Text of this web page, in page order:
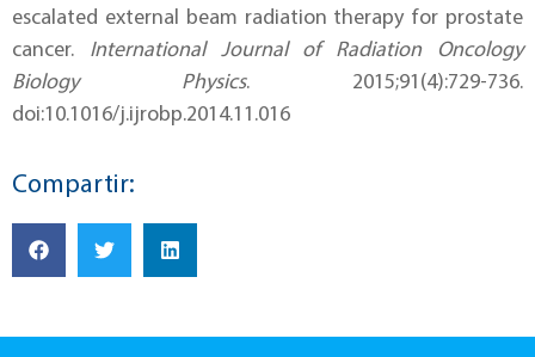
escalated external beam radiation therapy for prostate
cancer. International Journal of Radiation Oncology
Biology Physics. 2015;91(4):729-736.
doi:10.1016/j.ijrobp.2014.11.016
Compartir: